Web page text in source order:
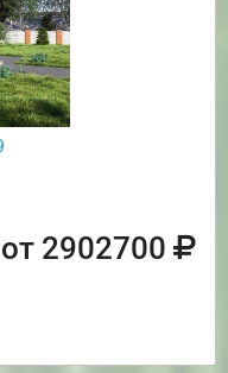
от 2902700